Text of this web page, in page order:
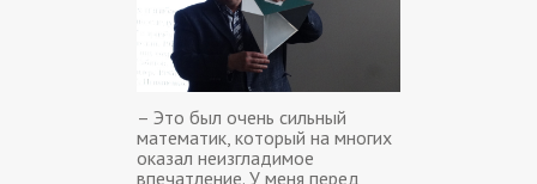
– Это был очень сильный
математик, который на многих
оказал неизгладимое
впечатление. У меня перед